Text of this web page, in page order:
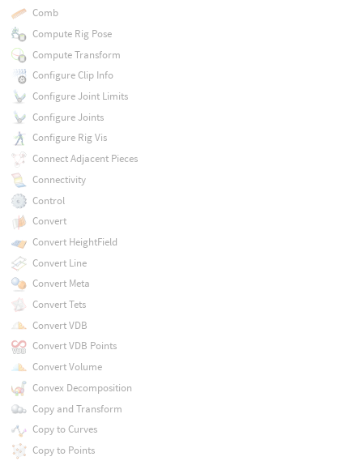
Comb
Compute Rig Pose
Compute Transform
Configure Clip Info
Configure Joint Limits
Configure Joints
Configure Rig Vis
Connect Adjacent Pieces
Connectivity
Control
Convert
Convert HeightField
Convert Line
Convert Meta
Convert Tets
Convert VDB
Convert VDB Points
Convert Volume
Convex Decomposition
Copy and Transform
Copy to Curves
Copy to Points